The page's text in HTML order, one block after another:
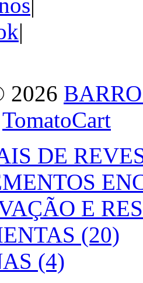
|
2026
TomatoCart
DE
E
(20)
(4)